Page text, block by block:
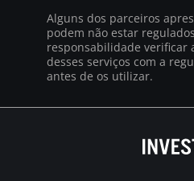
Alguns dos parceiros
podem não estar
responsabilidade verificar
desses serviços com a
antes de os utilizar.